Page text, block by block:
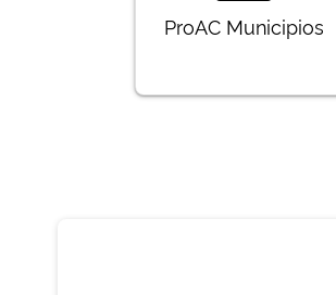
ProAC Municipios